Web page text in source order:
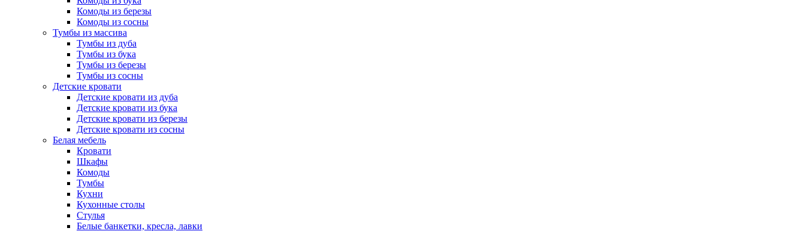
Комоды из березы
Комоды из сосны
Тумбы из массива
Тумбы из дуба
Тумбы из бука
Тумбы из березы
Тумбы из сосны
Детские кровати
Детские кровати из дуба
Детские кровати из бука
Детские кровати из березы
Детские кровати из сосны
Белая мебель
Кровати
Шкафы
Комоды
Тумбы
Кухни
Кухонные столы
Стулья
Белые банкетки, кресла, лавки